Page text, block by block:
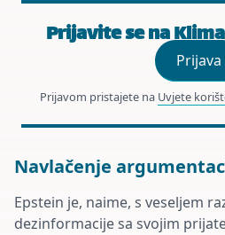
Prijavite se na
Prijava
Prijavom pristajete na Uvjete
Navlačenje
Epstein je, naime, s veseljem
dezinformacije sa svojim